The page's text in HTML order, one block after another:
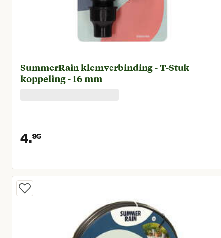
SummerRain klemverbinding - T-Stuk
koppeling - 16 mm
4.95
Huidige prijs € 4,95